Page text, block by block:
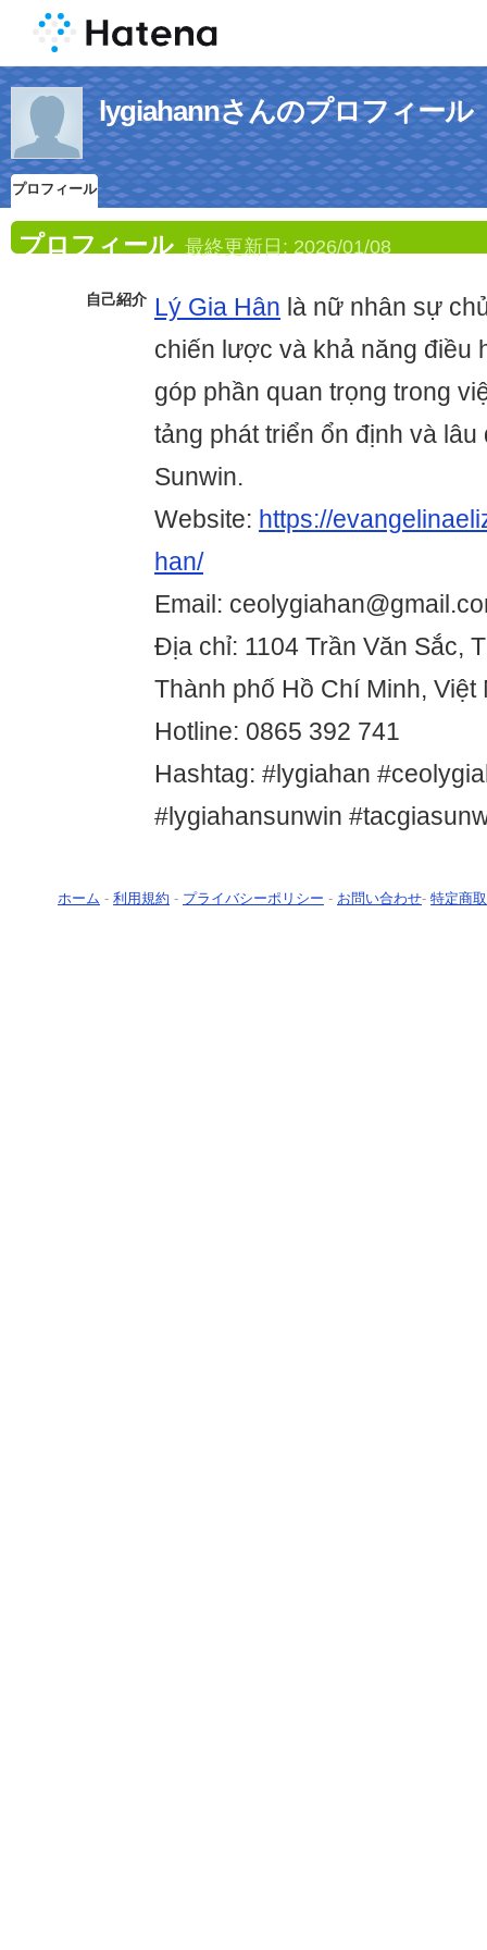
lygiahannさんのプロフィール
プロフィール
プロフィール 最終更新日: 2026/01/08
自己紹介 Lý Gia Hân là nữ nhân sự
chiến lược và khả năng điều
góp phần quan trọng trong
tảng phát triển ổn định và
Sunwin.
Website: https://
han/
Email:
Địa chỉ: 1104 Trần Văn Sắc,
Thành phố Hồ Chí Minh, Việt
Hotline: 0865 392 741
Hashtag: #lygiahan
#lygiahansunwin
ホーム - 利用規約 - プライバシーポリシー - お問い合わせ- 特定商